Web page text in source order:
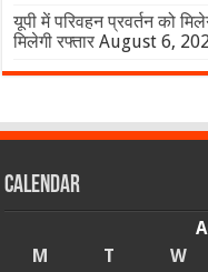
यूपी में परिवहन प्रवर्तन को
मिलेगी रफ्तार August 6,
Calendar
M
T W